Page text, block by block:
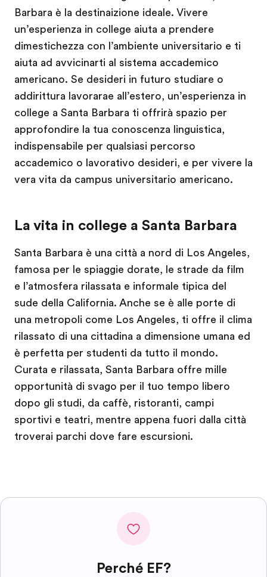
Barbara è la destinaizione ideale. Vivere
un’esperienza in college aiuta a prendere
dimestichezza con l’ambiente universitario e ti
aiuta ad avvicinarti al sistema accademico
americano. Se desideri in futuro studiare o
addirittura lavorarae all’estero, un’esperienza in
college a Santa Barbara ti offrirà spazio per
approfondire la tua conoscenza linguistica,
indispensabile per qualsiasi percorso
accademico o lavorativo desideri, e per vivere la
vera vita da campus universitario americano.
La vita in college a Santa Barbara
Santa Barbara è una città a nord di Los Angeles,
famosa per le spiaggie dorate, le strade da film
e l’atmosfera rilassata e informale tipica del
sude della California. Anche se è alle porte di
una metropoli come Los Angeles, ti offre il clima
rilassato di una cittadina a dimensione umana ed
è perfetta per studenti da tutto il mondo.
Curata e rilassata, Santa Barbara offre mille
opportunità di svago per il tuo tempo libero
dopo gli studi, da caffè, ristoranti, campi
sportivi e teatri, mentre appena fuori dalla città
troverai parchi dove fare escursioni.
Perché EF?